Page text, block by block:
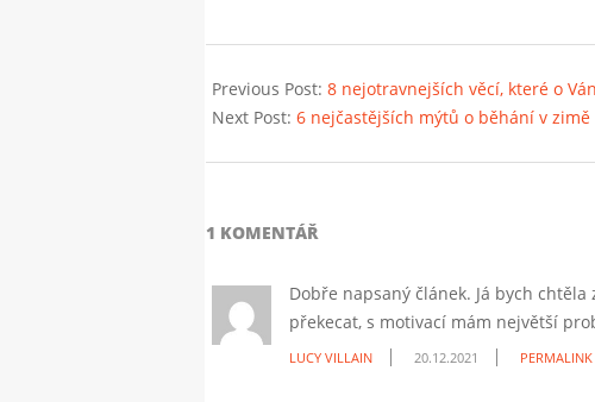
12-
19
Previous Post: 8 nejotravnejších věcí, které o
Next Post: 6 nejčastějších mýtů o běhání v zimě
1 KOMENTÁŘ
Dobře napsaný článek. Já bych
překecat, s motivací mám největší
LUCY VILLAIN 20.12.2021 PERMALINK